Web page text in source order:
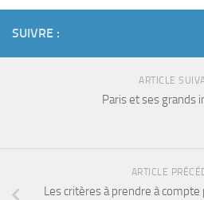
SUIVRE :
ARTICLE
Paris et ses grands
ARTICLE
Les critères à prendre à compte